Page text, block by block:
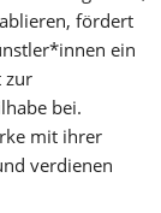
fördert
ein
zur
bei.
mit ihrer
verdienen